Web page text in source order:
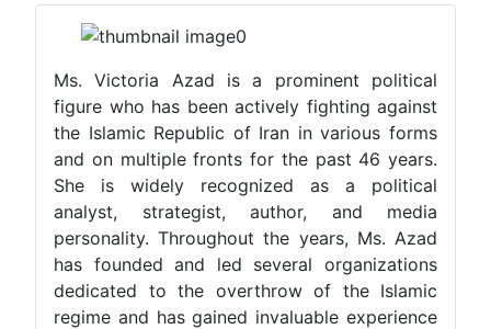
Ms. Victoria Azad is a prominent political
figure who has been actively fighting against
the Islamic Republic of Iran in various forms
and on multiple fronts for the past 46 years.
She is widely recognized as a political
analyst, strategist, author, and media
personality. Throughout the years, Ms. Azad
has founded and led several organizations
dedicated to the overthrow of the Islamic
regime and has gained invaluable experience